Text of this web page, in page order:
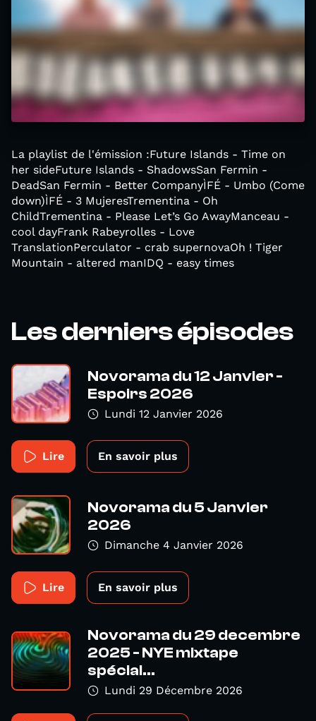
La playlist de l'émission :Future Islands - Time on
her sideFuture Islands - ShadowsSan Fermin -
DeadSan Fermin - Better CompanyÌFÉ - Umbo (Come
down)ÌFÉ - 3 MujeresTrementina - Oh
ChildTrementina - Please Let’s Go AwayManceau -
cool dayFrank Rabeyrolles - Love
TranslationPerculator - crab supernovaOh ! Tiger
Mountain - altered manIDQ - easy times
Les derniers épisodes
Novorama du 12 Janvier -
Espoirs 2026
Lundi 12 Janvier 2026
Lire En savoir plus
Novorama du 5 Janvier
2026
Dimanche 4 Janvier 2026
Lire En savoir plus
Novorama du 29 decembre
2025 - NYE mixtape
spécial...
Lundi 29 Décembre 2026